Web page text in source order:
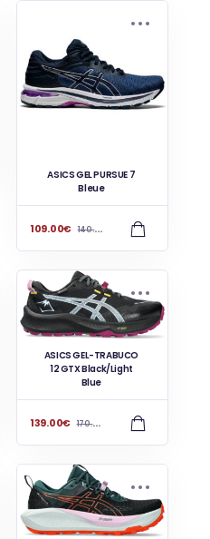
ASICS GEL PURSUE 7
Bleue
109.00€ 140.00
ASICS GEL-TRABUCO
12 GTX Black/Light
Blue
139.00€ 170.00